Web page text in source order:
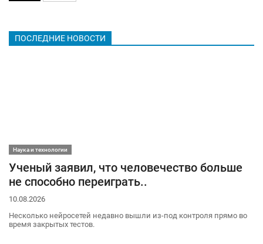
ПОСЛЕДНИЕ НОВОСТИ
Наука и технологии
Ученый заявил, что человечество больше
не способно переиграть..
10.08.2026
Несколько нейросетей недавно вышли из-под контроля прямо во
время закрытых тестов.